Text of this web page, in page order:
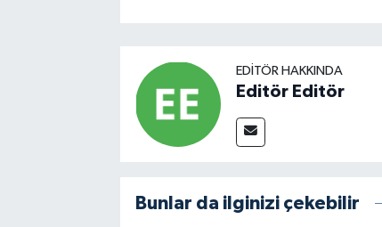
EDITÖR HAKKINDA
Editör Editör
Bunlar da ilginizi çekebilir